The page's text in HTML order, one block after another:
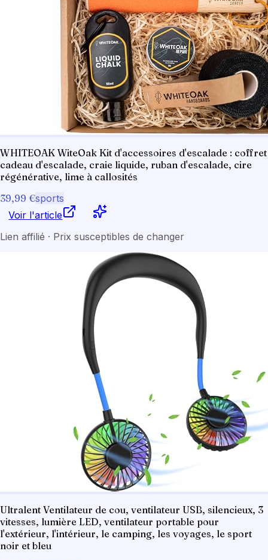
WHITEOAK WiteOak Kit d'accessoires d'escalade : coffret
cadeau d'escalade, craie liquide, ruban d'escalade, cire
régénérative, lime à callosités
39,99 €sports
Voir l'article
Lien affilié · Prix susceptibles de changer
Ultralent Ventilateur de cou, ventilateur USB, silencieux, 3
vitesses, lumière LED, ventilateur portable pour
l'extérieur, l'intérieur, le camping, les voyages, le sport
noir et bleu